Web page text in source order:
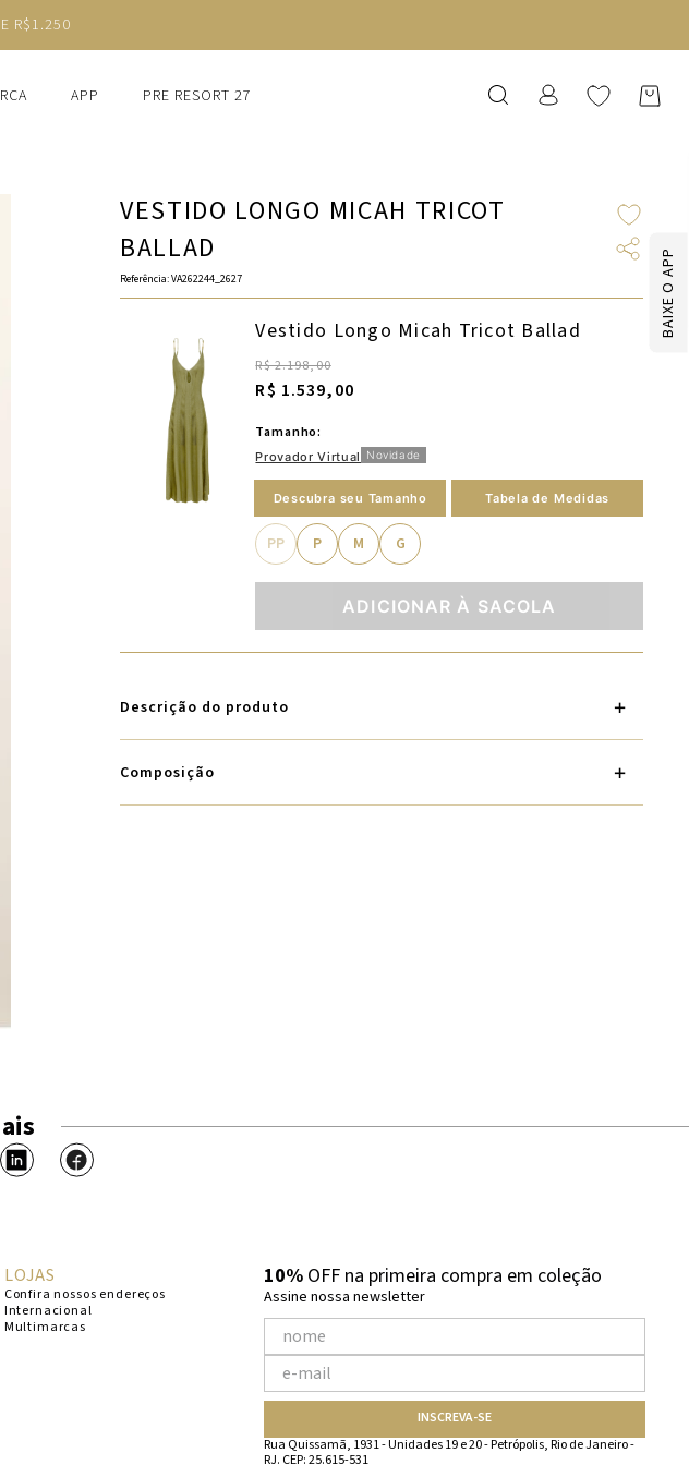
BAIXE O APP
R$1.250
APP PRE RESORT 27
VESTIDO LONGO MICAH TRICOT
BALLAD
Referência:VA262244_2627
Vestido Longo Micah Tricot Ballad
R$ 2.198,00
R$ 1.539,00
Tamanho:
Provador Virtual Novidade
Descubra seu Tamanho Tabela de Medidas
PP P M G
ADICIONAR À SACOLA
Descrição do produto
Composição
LOJAS
Confira nossos endereços
Internacional
Multimarcas
10%OFF na primeira compra em coleção
Assine nossa newsletter
INSCREVA-SE
Rua Quissamã, 1931 - Unidades 19 e 20 - Petrópolis, Rio de Janeiro -
RJ. CEP: 25.615-531